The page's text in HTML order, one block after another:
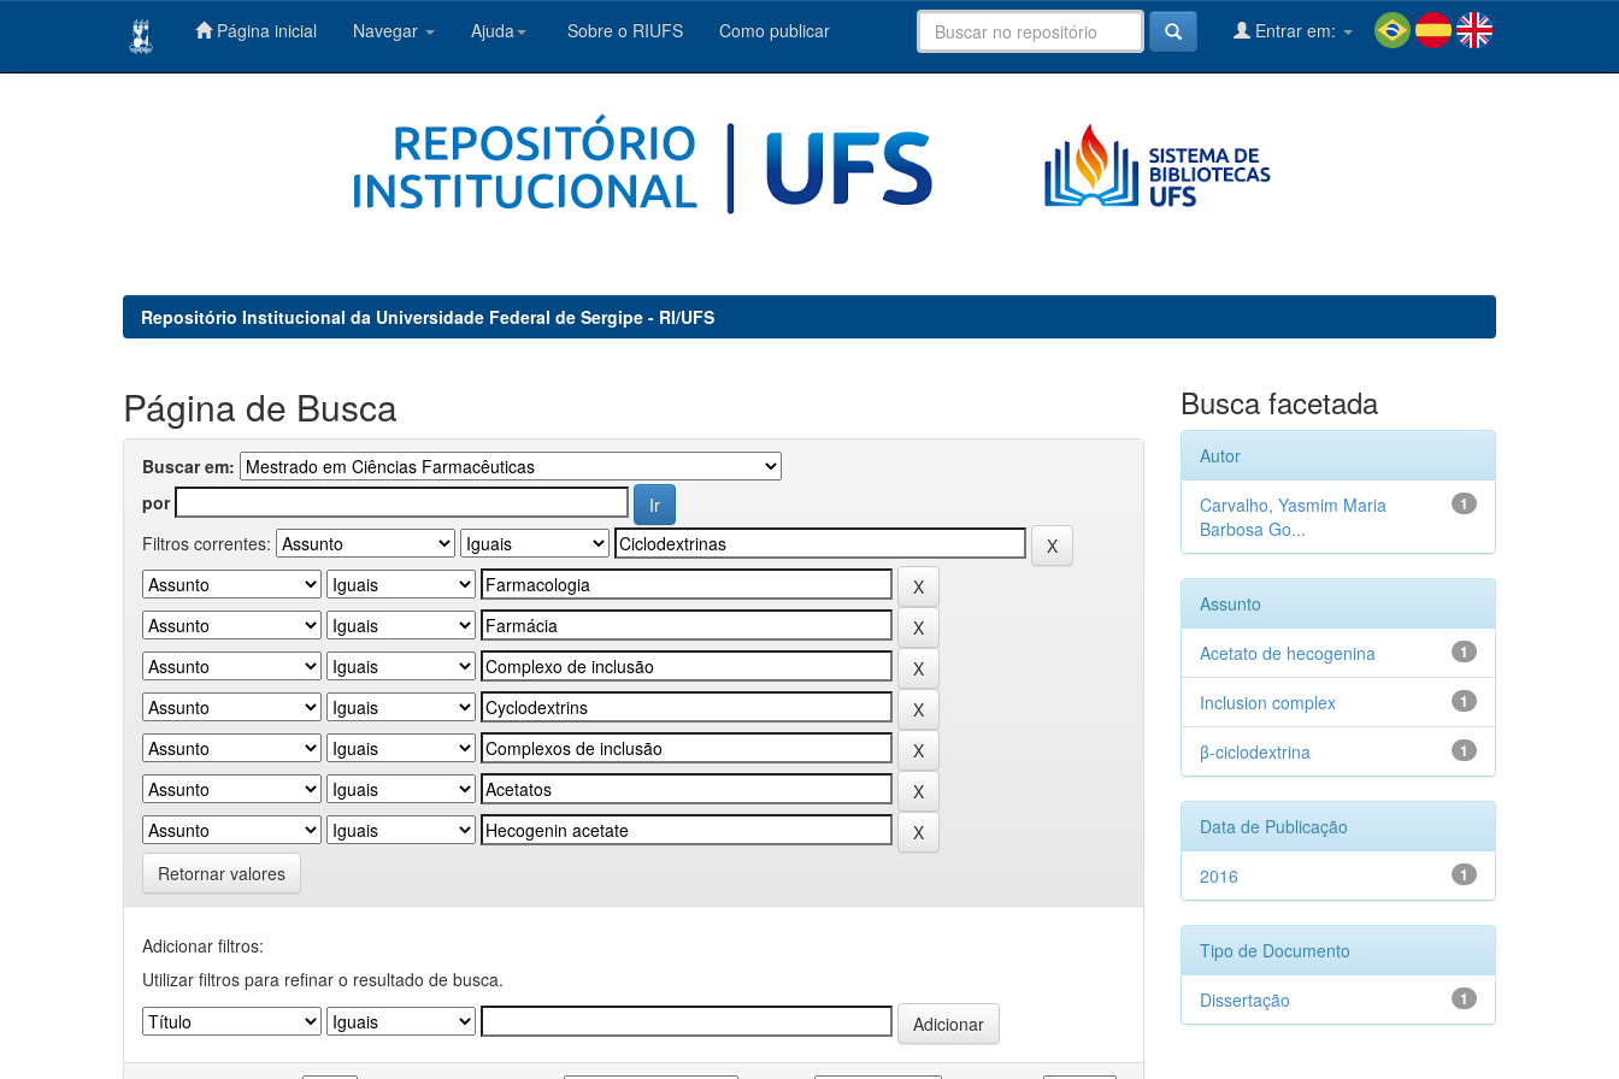
Página inicial Navegar Ajuda Sobre o RIUFS Como publicar Entrar em:
Repositório Institucional da Universidade Federal de Sergipe - RI/UFS
Página de Busca
Buscar em:
por
Filtros correntes:
Retornar valores
Adicionar filtros:
Utilizar filtros para refinar o resultado de busca.
Busca facetada
Autor
1
Carvalho, Yasmim Maria
Barbosa Go...
Assunto
1
Acetato de hecogenina
1
Inclusion complex
1
β-ciclodextrina
Data de Publicação
1
2016
Tipo de Documento
1
Dissertação